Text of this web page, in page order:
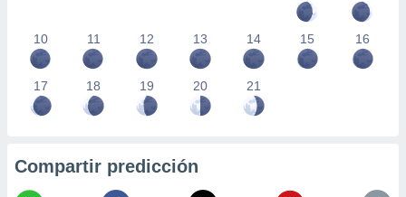
10 11 12 13 14 15 16
17 18 19 20 21
Compartir predicción